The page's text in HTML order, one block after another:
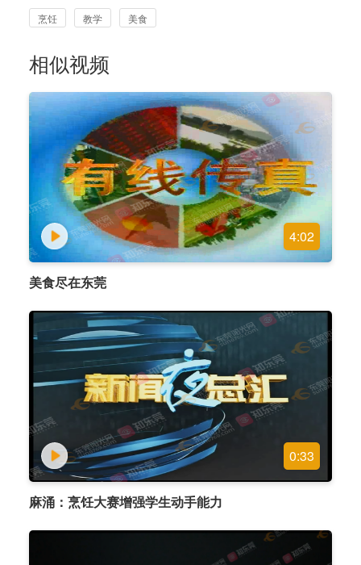
烹饪 教学 美食
相似视频
4:02
美食尽在东莞
0:33
麻涌：烹饪大赛增强学生动手能力